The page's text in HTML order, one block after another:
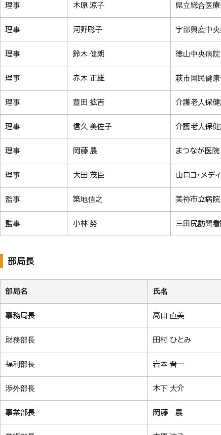
理事 木原 涼子 県立総合医療
理事 河野聡子 宇部興産中
理事 鈴木 健朗 徳山中央病院
理事 赤木 正雄 萩市国民健
理事 豊田 拡吉 介護老人保
理事 信久 美佐子 介護老人保
理事 岡藤 農 まつなが医院
理事 大田 茂臣 山口コ・メデ
監事 築地信之 美祢市立病院
監事 小林 努 三田尻訪問看
部局長
部局名 氏名
事務局長 高山 直美
財務部長 田村 ひとみ
福利部長 岩本 晋一
渉外部長 木下 大介
事業部長 岡藤 農